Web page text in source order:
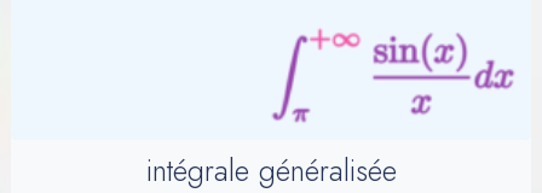
intégrale généralisée